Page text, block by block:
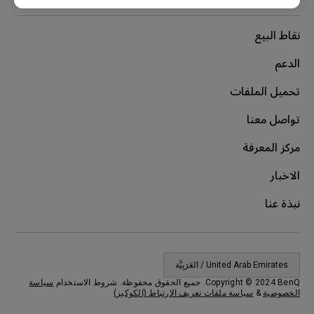
نقاط البيع
الدعم
تحميل الملفات
تواصل معنا
مركز المعرفة
الاخبار
نبذة عنا
United Arab Emirates / العَرَبِيَّة
Copyright © 2024 BenQ. جميع الحقوق محفوظة. شروط الاستخدام
سياسة
الخصوصية & سياسة ملفات تعريف الارتباط (الكوكيز)